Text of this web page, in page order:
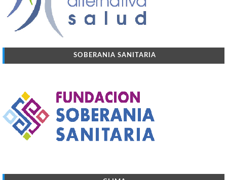
SOBERANIA SANITARIA